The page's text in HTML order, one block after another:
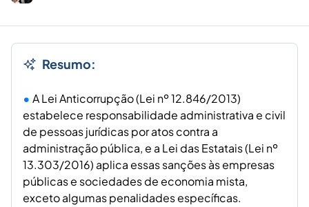
Resumo:
A Lei Anticorrupção (Lei nº 12.846/2013)
estabelece responsabilidade administrativa e civil
de pessoas jurídicas por atos contra a
administração pública, e a Lei das Estatais (Lei nº
13.303/2016) aplica essas sanções às empresas
públicas e sociedades de economia mista,
exceto algumas penalidades específicas.